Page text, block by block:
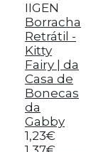
IIGEN
Borracha
Retrátil -
Kitty
Fairy | da
Casa de
Bonecas
da
Gabby
1,23€